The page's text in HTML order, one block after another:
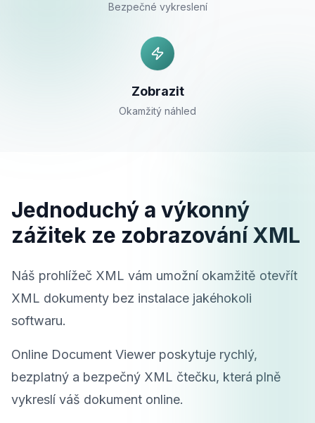
Bezpečné vykreslení
Zobrazit
Okamžitý náhled
Jednoduchý a výkonný
zážitek ze zobrazování XML
Náš prohlížeč XML vám umožní okamžitě otevřít
XML dokumenty bez instalace jakéhokoli
softwaru.
Online Document Viewer poskytuje rychlý,
bezplatný a bezpečný XML čtečku, která plně
vykreslí váš dokument online.